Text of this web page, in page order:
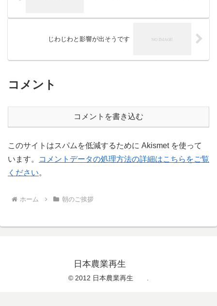
じわじわと影響が出そうです
コメント
コメントを書き込む
このサイトはスパムを低減するために Akismet を使って
います。
コメントデータの処理方法の詳細はこちらをご覧
ください。
ホーム 朝のご挨拶
日本農業再生
© 2012 日本農業再生 .